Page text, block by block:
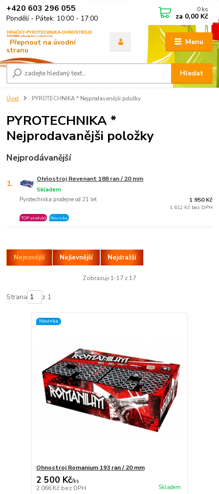
Menu
Hledat
+420 603 296 055
Pondělí - Pátek: 10:00 - 17:00
0 ks
za 0,00 Kč
Úvod PYROTECHNIKA * Nejprodavanějši položky
PYROTECHNIKA *
Nejprodavanějši položky
Nejprodávanější
1. Ohńostroj Revenant 188 ran / 20 mm
Pyrotechnika prodejne od 21 let
Skladem
TOP produkt Novinka
1 950 Kč
1 612 Kč bez DPH
Nejnovější Nejlevnější Nejdražší
Zobrazuji 1-17 z 17
Strana z 1
Novinka
Ohnostroj Romanium 193 ran / 20 mm
2 500 Kč/ks
2 066 Kč bez DPH Skladem